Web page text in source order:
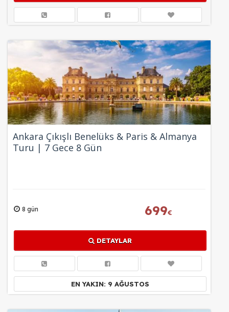
Ankara Çıkışlı Benelüks & Paris & Almanya
Turu | 7 Gece 8 Gün
8 gün 699€
DETAYLAR
EN YAKIN: 9 AĞUSTOS